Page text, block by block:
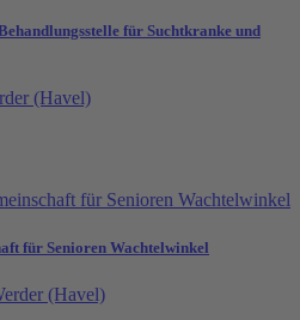
für Suchtkranke und
(Havel)
für Senioren Wachtelwinkel
(Havel)